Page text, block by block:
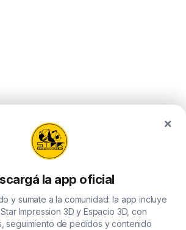
×
la app oficial
y sumate a la comunidad: la app incluye
Impression 3D y Espacio 3D, con
seguimiento de pedidos y contenido